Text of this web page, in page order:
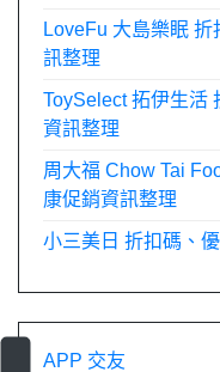
LoveFu 大島樂眠
訊整理
ToySelect 拓伊生活
資訊整理
周大福 Chow Tai
康促銷資訊整理
小三美日 折扣碼、
APP 交友